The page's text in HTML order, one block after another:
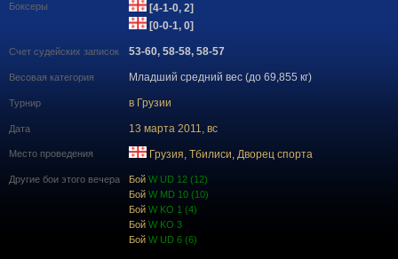
Боксеры
[4-1-0, 2]
[0-0-1, 0]
Счет судейских записок 53-60, 58-58, 58-57
Весовая категория Младший средний вес (до 69,855 кг)
Турнир в Грузии
Дата 13 марта 2011, вс
Место проведения Грузия, Тбилиси, Дворец спорта
Другие бои этого вечера Бой W UD 12 (12)
Бой W MD 10 (10)
Бой W KO 1 (4)
Бой W KO 3
Бой W UD 6 (6)